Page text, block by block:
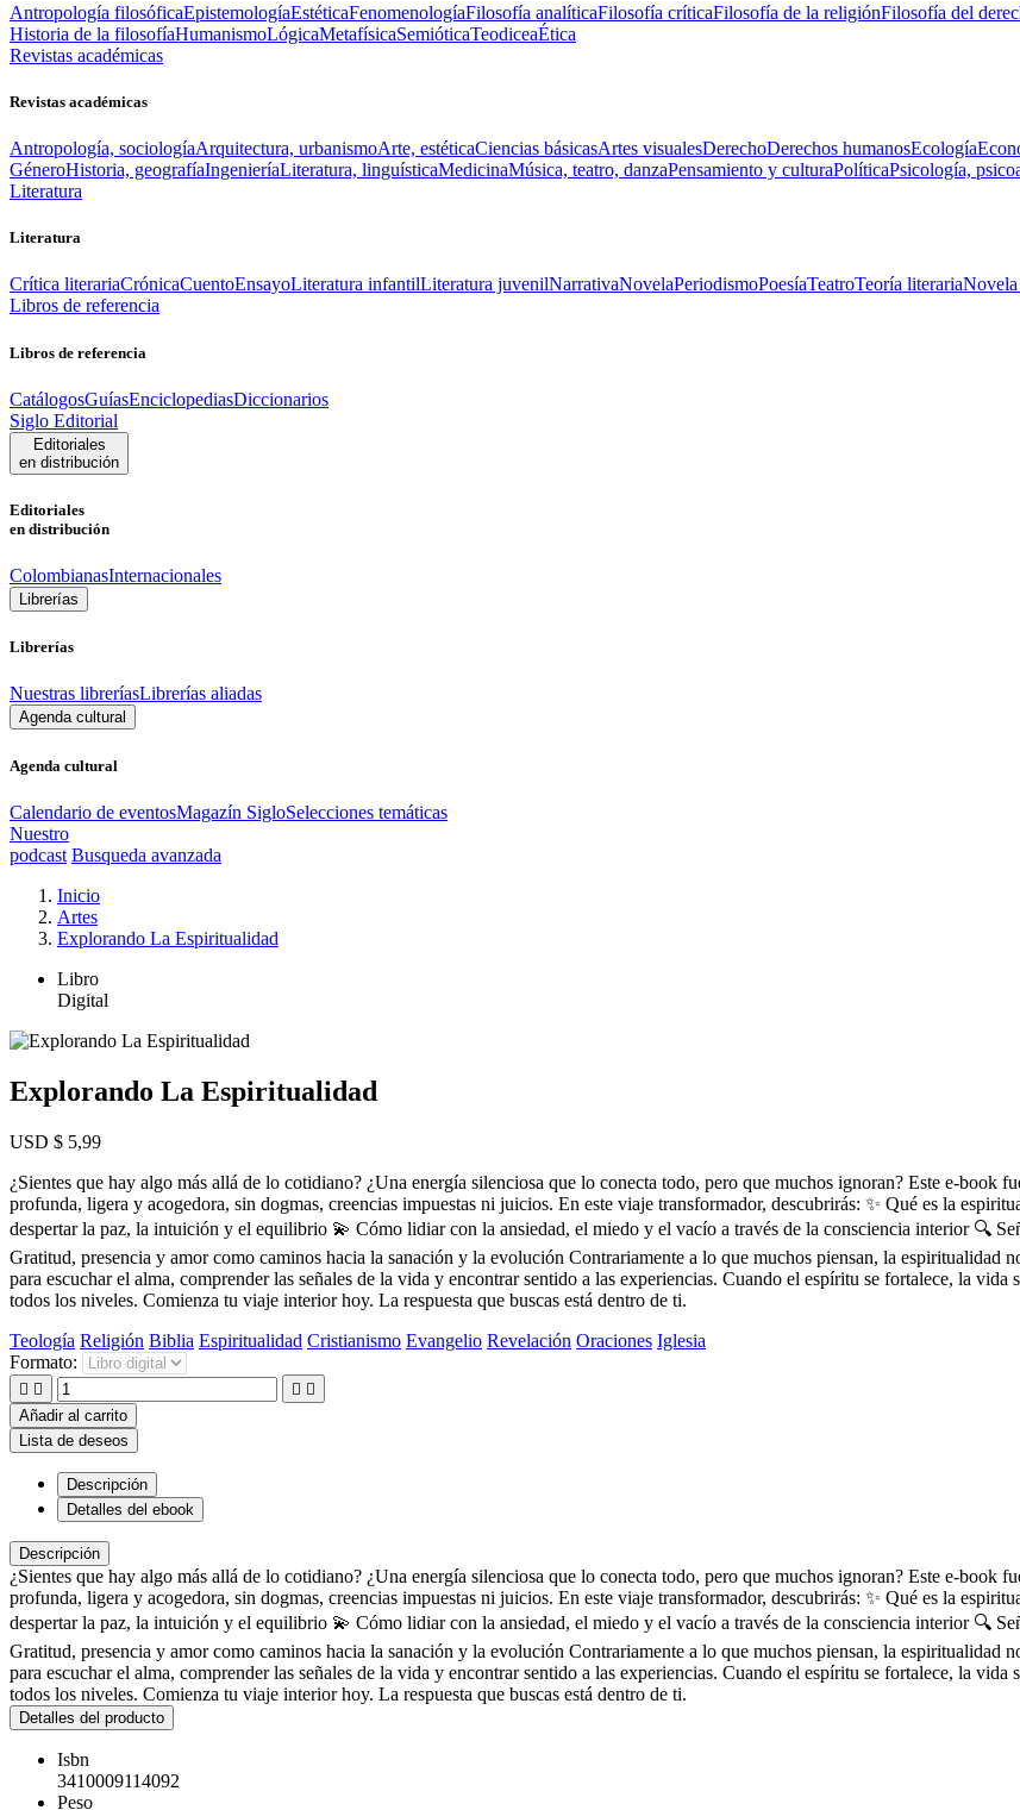
Antropología filosóficaEpistemologíaEstéticaFenomenologíaFilosofía analíticaFilosofía críticaFilosofía de la religiónFilosofía del
Historia de la filosofíaHumanismoLógicaMetafísicaSemióticaTeodiceaÉtica
Revistas académicas
Revistas académicas
Antropología, sociologíaArquitectura, urbanismoArte, estéticaCiencias básicasArtes visualesDerechoDerechos humanosEcología
GéneroHistoria, geografíaIngenieríaLiteratura, linguísticaMedicinaMúsica, teatro, danzaPensamiento y culturaPolíticaPsicología,
Literatura
Literatura
Crítica literariaCrónicaCuentoEnsayoLiteratura infantilLiteratura juvenilNarrativaNovelaPeriodismoPoesíaTeatroTeoría literaria
Libros de referencia
Libros de referencia
CatálogosGuíasEnciclopediasDiccionarios
Siglo Editorial
Editoriales
en distribución
Editoriales
en distribución
ColombianasInternacionales
Librerías
Librerías
Nuestras libreríasLibrerías aliadas
Agenda cultural
Agenda cultural
Calendario de eventosMagazín SigloSelecciones temáticas
Nuestro
podcast Busqueda avanzada
Inicio
Artes
Explorando La Espiritualidad
Libro
Digital
Explorando La Espiritualidad
USD $ 5,99
¿Sientes que hay algo más allá de lo cotidiano? ¿Una energía silenciosa que lo conecta todo, pero que muchos ignoran? Este e-book
profunda, ligera y acogedora, sin dogmas, creencias impuestas ni juicios. En este viaje transformador, descubrirás: ✨ Qué es la
despertar la paz, la intuición y el equilibrio 💫 Cómo lidiar con la ansiedad, el miedo y el vacío a través de la consciencia interior 🔍
Gratitud, presencia y amor como caminos hacia la sanación y la evolución Contrariamente a lo que muchos piensan, la espiritualidad
para escuchar el alma, comprender las señales de la vida y encontrar sentido a las experiencias. Cuando el espíritu se fortalece, la
todos los niveles. Comienza tu viaje interior hoy. La respuesta que buscas está dentro de ti.
Teología Religión Biblia Espiritualidad Cristianismo Evangelio Revelación Oraciones Iglesia
Formato:
   
Añadir al carrito
Lista de deseos
Descripción
Detalles del ebook
Descripción
¿Sientes que hay algo más allá de lo cotidiano? ¿Una energía silenciosa que lo conecta todo, pero que muchos ignoran? Este e-book
profunda, ligera y acogedora, sin dogmas, creencias impuestas ni juicios. En este viaje transformador, descubrirás: ✨ Qué es la
despertar la paz, la intuición y el equilibrio 💫 Cómo lidiar con la ansiedad, el miedo y el vacío a través de la consciencia interior 🔍
Gratitud, presencia y amor como caminos hacia la sanación y la evolución Contrariamente a lo que muchos piensan, la espiritualidad
para escuchar el alma, comprender las señales de la vida y encontrar sentido a las experiencias. Cuando el espíritu se fortalece, la
todos los niveles. Comienza tu viaje interior hoy. La respuesta que buscas está dentro de ti.
Detalles del producto
Isbn
3410009114092
Peso